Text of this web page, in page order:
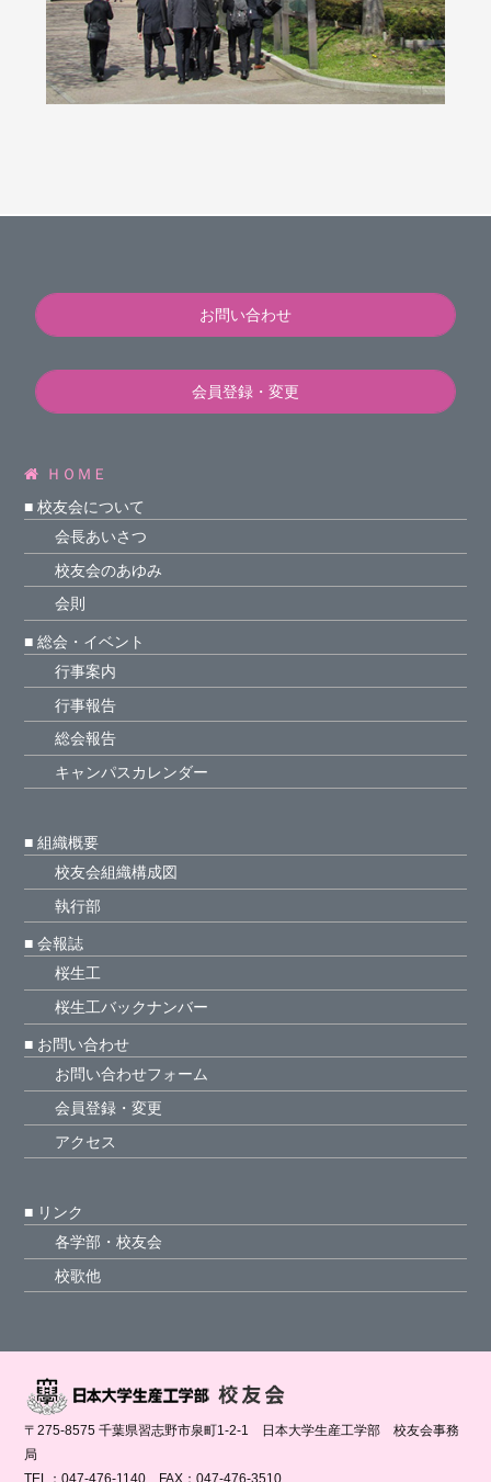
お問い合わせ
会員登録・変更
ＨＯＭＥ
■ 校友会について
会長あいさつ
校友会のあゆみ
会則
■ 総会・イベント
行事案内
行事報告
総会報告
キャンパスカレンダー
■ 組織概要
校友会組織構成図
執行部
■ 会報誌
桜生工
桜生工バックナンバー
■ お問い合わせ
お問い合わせフォーム
会員登録・変更
アクセス
■ リンク
各学部・校友会
校歌他
〒275-8575 千葉県習志野市泉町1-2-1 日本大学生産工学部 校友会事務
局
TEL：047-476-1140 FAX：047-476-3510